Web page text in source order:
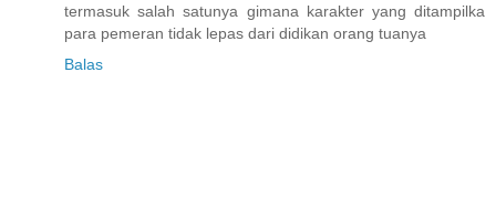
termasuk salah satunya gimana karakter yang ditampilka
para pemeran tidak lepas dari didikan orang tuanya
Balas